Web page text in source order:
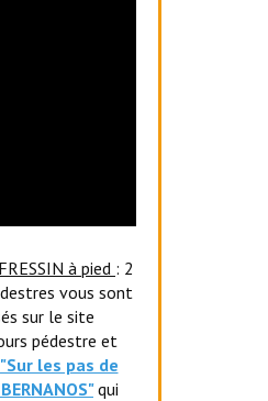
à pied : 2
vous sont
sur le site
pédestre et
"Sur les pas de
qui